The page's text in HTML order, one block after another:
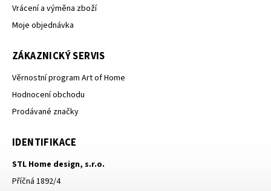
Vrácení a výměna zboží
Moje objednávka
ZÁKAZNICKÝ SERVIS
Věrnostní program Art of Home
Hodnocení obchodu
Prodávané značky
IDENTIFIKACE
STL Home design, s.r.o.
Příčná 1892/4